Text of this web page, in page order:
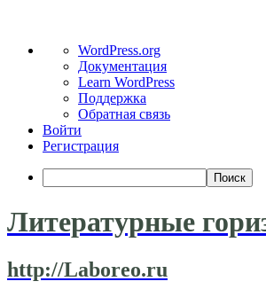
WordPress
WordPress.org
Документация
Learn WordPress
Поддержка
Обратная связь
Войти
Регистрация
Поиск
Литературные
http://Laboreo.ru